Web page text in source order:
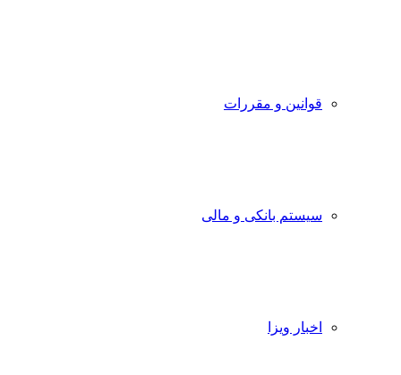
قوانین و مقررات
سیستم بانکی و مالی
اخبار ویزا